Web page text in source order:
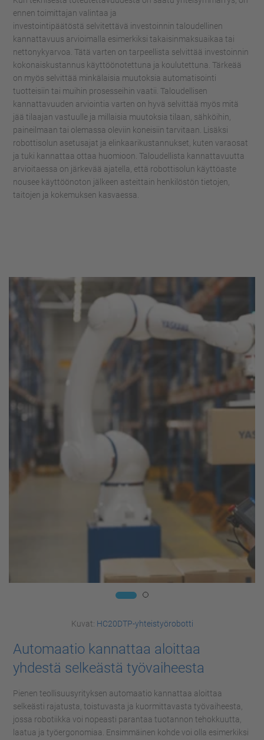
ennen toimittajan valintaa ja
investointipäätöstä selvitettävä investoinnin taloudellinen
kannattavuus arvioimalla esimerkiksi takaisinmaksuaikaa tai
nettonykyarvoa. Tätä varten on tarpeellista selvittää investoinnin
kokonaiskustannus käyttöönotettuna ja koulutettuna. Tärkeää
on myös selvittää minkälaisia muutoksia automatisointi
tuotteisiin tai muihin prosesseihin vaatii. Taloudellisen
kannattavuuden arviointia varten on hyvä selvittää myös mitä
jää tilaajan vastuulle ja millaisia muutoksia tilaan, sähköihin,
paineilmaan tai olemassa oleviin koneisiin tarvitaan. Lisäksi
robottisolun asetusajat ja elinkaarikustannukset, kuten varaosat
ja tuki kannattaa ottaa huomioon. Taloudellista kannattavuutta
arvioitaessa on järkevää ajatella, että robottisolun käyttöaste
nousee käyttöönoton jälkeen asteittain henkilöstön tietojen,
taitojen ja kokemuksen kasvaessa.
Kuvat: HC20DTP-yhteistyörobotti
Automaatio kannattaa aloittaa
yhdestä selkeästä työvaiheesta
Pienen teollisuusyrityksen automaatio kannattaa aloittaa
selkeästi rajatusta, toistuvasta ja kuormittavasta työvaiheesta,
jossa robotiikka voi nopeasti parantaa tuotannon tehokkuutta,
laatua ja työergonomiaa. Ensimmäinen kohde voi olla esimerkiksi